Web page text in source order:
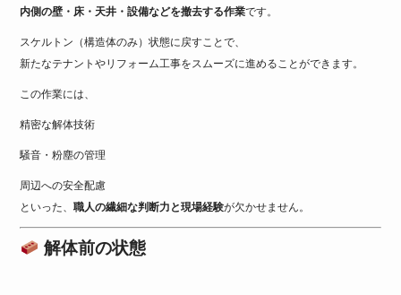
内側の壁・床・天井・設備などを撤去する作業です。
スケルトン（構造体のみ）状態に戻すことで、
新たなテナントやリフォーム工事をスムーズに進めることができます。
この作業には、
精密な解体技術
騒音・粉塵の管理
周辺への安全配慮
といった、職人の繊細な判断力と現場経験が欠かせません。
解体前の状態